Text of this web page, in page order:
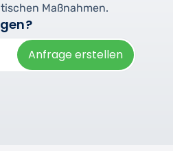
Maßnahmen.
Anfrage erstellen